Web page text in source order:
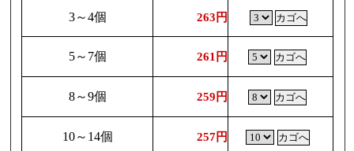
3～4個 263円
5～7個 261円
8～9個 259円
10～14個 257円